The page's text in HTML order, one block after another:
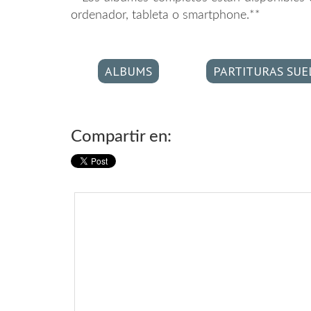
ordenador, tableta o smartphone.**
ALBUMS PARTITURAS
Compartir en: